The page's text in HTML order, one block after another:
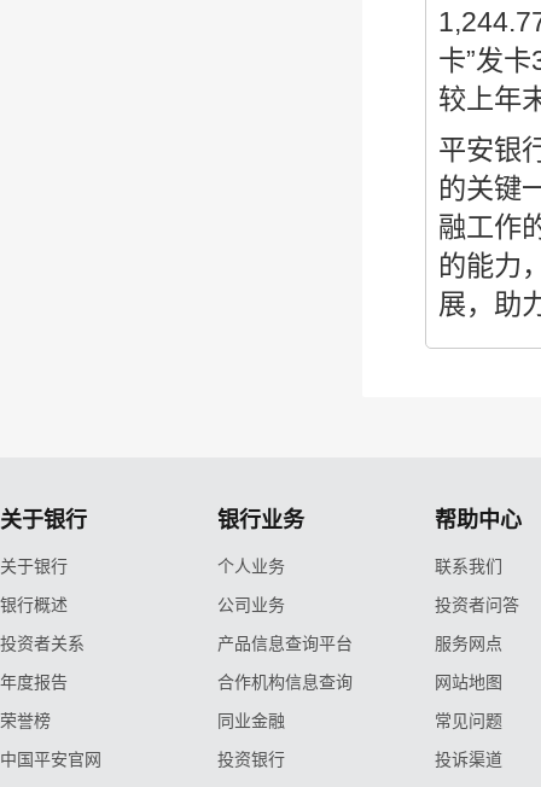
卡”发
较上年
平安银
的关键
融工作
的能力
展，助
关于银行
关于银行
银行概述
投资者关系
年度报告
荣誉榜
中国平安官网
银行业务
个人业务
公司业务
产品信息查询平台
合作机构信息查询
同业金融
投资银行
帮助中心
联系我们
投资者问答
服务网点
网站地图
常见问题
投诉渠道